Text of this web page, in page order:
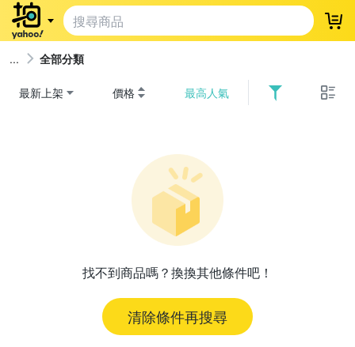
登
全部分類
最新上架 價格 最高人氣
找不到商品嗎？換換其他條件吧！
清除條件再搜尋